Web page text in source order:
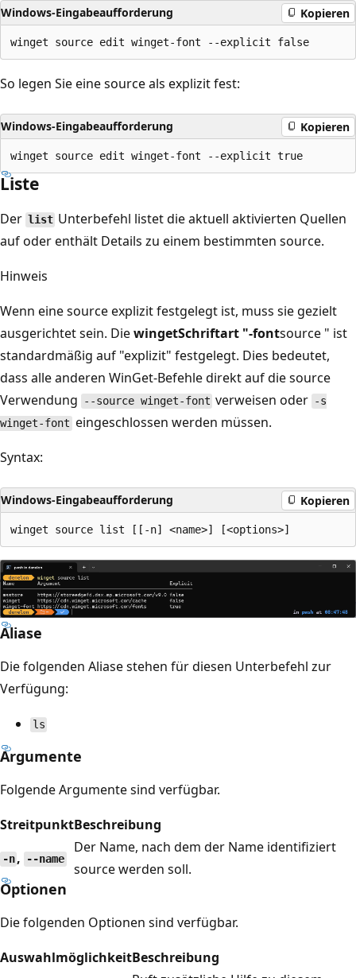
Windows-Eingabeaufforderung Kopieren
So legen Sie eine source als explizit fest:
Windows-Eingabeaufforderung Kopieren
Liste
Der list Unterbefehl listet die aktuell aktivierten Quellen
auf oder enthält Details zu einem bestimmten source.
Hinweis
Wenn eine source explizit festgelegt ist, muss sie gezielt
ausgerichtet sein. DiewingetSchriftart "-fontsource " ist
standardmäßig auf "explizit" festgelegt. Dies bedeutet,
dass alle anderen WinGet-Befehle direkt auf die source
Verwendung
--source winget-font verweisen oder -s
winget-font eingeschlossen werden müssen.
Syntax:
Windows-Eingabeaufforderung Kopieren
Aliase
Die folgenden Aliase stehen für diesen Unterbefehl zur
Verfügung:
ls
Argumente
Folgende Argumente sind verfügbar.
StreitpunktBeschreibung
-n , --name
Der Name, nach dem der Name identifiziert
source werden soll.
Optionen
Die folgenden Optionen sind verfügbar.
AuswahlmöglichkeitBeschreibung